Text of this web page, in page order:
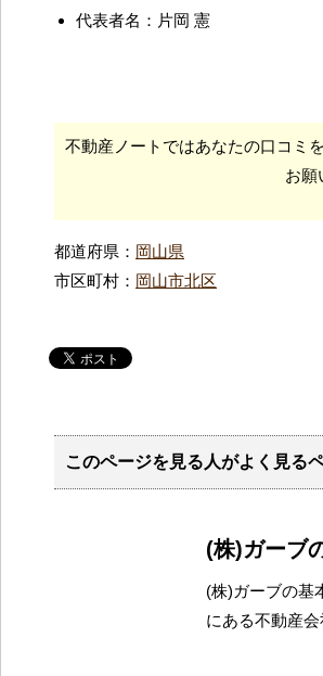
代表者名：片岡 憲
不動産ノートではあなたの口コミ
お願
都道府県： 岡山県
市区町村： 岡山市北区
このページを見る人がよく見る
(株)ガーブ
(株)ガーブの基
にある不動産